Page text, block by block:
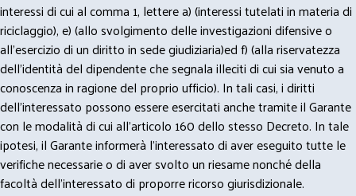
interessi di cui al comma 1, lettere a) (interessi tutelati in materia di
riciclaggio), e) (allo svolgimento delle investigazioni difensive o
all’esercizio di un diritto in sede giudiziaria)ed f) (alla riservatezza
dell’identità del dipendente che segnala illeciti di cui sia venuto a
conoscenza in ragione del proprio ufficio). In tali casi, i diritti
dell’interessato possono essere esercitati anche tramite il Garante
con le modalità di cui all’articolo 160 dello stesso Decreto. In tale
ipotesi, il Garante informerà l’interessato di aver eseguito tutte le
verifiche necessarie o di aver svolto un riesame nonché della
facoltà dell’interessato di proporre ricorso giurisdizionale.